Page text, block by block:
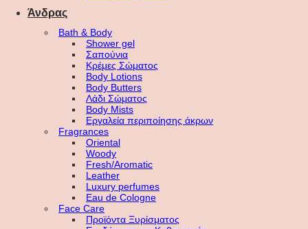
Άνδρας
Bath & Body
Shower gel
Σαπούνια
Κρέμες Σώματος
Body Lotions
Body Butters
Λάδι Σώματος
Body Mists
Εργαλεία περιποίησης άκρων
Fragrances
Oriental
Woody
Fresh/Aromatic
Leather
Luxury perfumes
Eau de Cologne
Face Care
Προϊόντα Ξυρίσματος